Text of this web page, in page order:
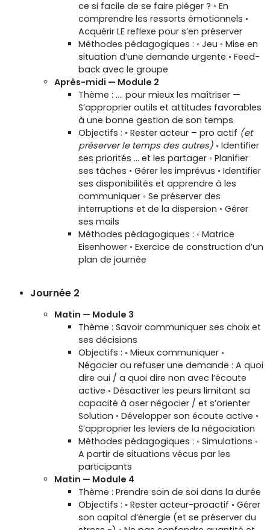
ce si facile de se faire piéger ? ◦ En
comprendre les ressorts émotionnels ◦
Acquérir LE reflexe pour s’en préserver
Méthodes pédagogiques : ◦ Jeu ◦ Mise en
situation d’une demande urgente ◦ Feed-
back avec le groupe
Après-midi — Module 2
Thème : …. pour mieux les maîtriser —
S’approprier outils et attitudes favorables
à une bonne gestion de son temps
Objectifs : ◦ Rester acteur – pro actif (et
préserver le temps des autres) ◦ Identifier
ses priorités … et les partager ◦ Planifier
ses tâches ◦ Gérer les imprévus ◦ Identifier
ses disponibilités et apprendre à les
communiquer ◦ Se préserver des
interruptions et de la dispersion ◦ Gérer
ses mails
Méthodes pédagogiques : ◦ Matrice
Eisenhower ◦ Exercice de construction d’un
plan de journée
Journée 2
Matin — Module 3
Thème : Savoir communiquer ses choix et
ses décisions
Objectifs : ◦ Mieux communiquer ◦
Négocier ou refuser une demande : A quoi
dire oui / a quoi dire non avec l’écoute
active ◦ Désactiver les peurs limitant sa
capacité à oser négocier / et s’orienter
Solution ◦ Développer son écoute active ◦
S’approprier les leviers de la négociation
Méthodes pédagogiques : ◦ Simulations ◦
A partir de situations vécus par les
participants
Matin — Module 4
Thème : Prendre soin de soi dans la durée
Objectifs : ◦ Rester acteur-proactif ◦ Gérer
son capital d’énergie (et se préserver du